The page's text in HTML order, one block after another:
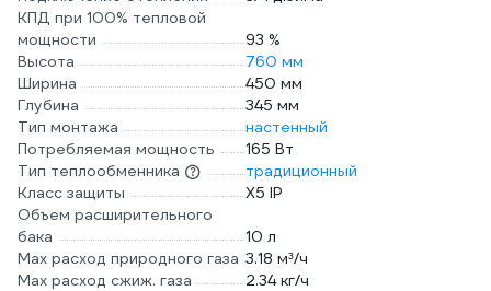
КПД при 100% тепловой
мощности
93 %
Высота
760 мм
Ширина
450 мм
Глубина
345 мм
Тип монтажа
настенный
Потребляемая мощность
165 Вт
Тип теплообменника
традиционный
Класс защиты
X5 IP
Объем расширительного
бака
10 л
Max расход природного газа 3.18 м³/ч
Max расход сжиж. газа
2.34 кг/ч